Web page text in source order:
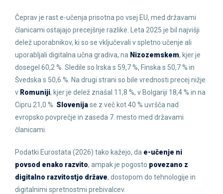
Čeprav je rast e-učenja prisotna po vsej EU, med državami
članicami ostajajo precejšnje razlike. Leta 2025 je bil najvišji
delež uporabnikov, ki so se vključevali v spletno učenje ali
uporabljali digitalna učna gradiva, na Nizozemskem, kjer je
dosegel 60,2 %. Sledile so Irska s 59,7 %, Finska s 50,7 % in
Švedska s 50,6 %. Na drugi strani so bile vrednosti precej nižje
v Romuniji, kjer je delež znašal 11,8 %, v Bolgariji 18,4 % in na
Cipru 21,0 %. Slovenijase z več kot 40 % uvršča nad
evropsko povprečje in zaseda 7. mesto med državami
članicami.
Podatki Eurostata (2026) tako kažejo, da e-učenje ni
povsod enako razvito, ampak je pogosto povezano z
digitalno razvitostjo države, dostopom do tehnologije in
digitalnimi spretnostmi prebivalcev.